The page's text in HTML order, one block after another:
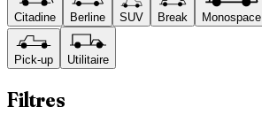
Citadine Berline SUV Break Monospace
Pick-up Utilitaire
Filtres